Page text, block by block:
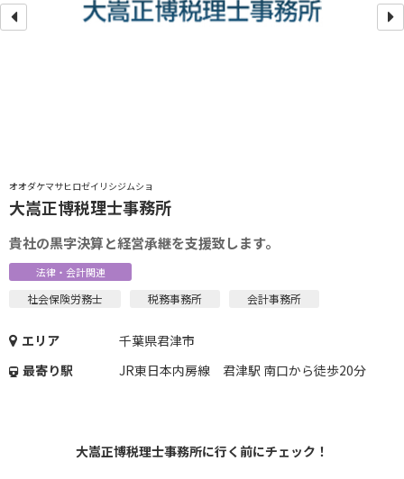
オオダケマサヒロゼイリシジムショ
大嵩正博税理士事務所
貴社の黒字決算と経営承継を支援致します。
法律・会計関連
社会保険労務士 税務事務所 会計事務所
エリア
千葉県君津市
最寄り駅
JR東日本内房線 君津駅 南口から徒歩20分
大嵩正博税理士事務所に行く前にチェック！